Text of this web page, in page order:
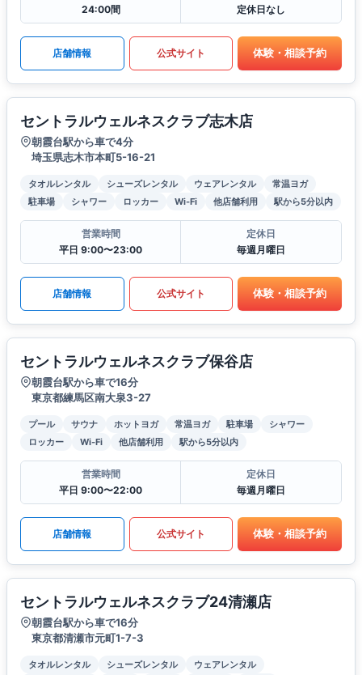
24:00間
定休日なし
店舗情報 公式サイト 体験・相談予約
セントラルウェルネスクラブ志木店
朝霞台駅から車で4分
埼玉県志木市本町5-16-21
タオルレンタル シューズレンタル ウェアレンタル
常温ヨガ
駐車場
シャワー ロッカー Wi-Fi 他店舗利用 駅から5分以内
営業時間
平日 9:00〜23:00
定休日
毎週月曜日
店舗情報 公式サイト 体験・相談予約
セントラルウェルネスクラブ保谷店
朝霞台駅から車で16分
東京都練馬区南大泉3-27
プール サウナ ホットヨガ 常温ヨガ 駐車場
シャワー
ロッカー
Wi-Fi 他店舗利用 駅から5分以内
営業時間
平日 9:00〜22:00
定休日
毎週月曜日
店舗情報 公式サイト 体験・相談予約
セントラルウェルネスクラブ24清瀬店
朝霞台駅から車で16分
東京都清瀬市元町1-7-3
タオルレンタル シューズレンタル
ウェアレンタル